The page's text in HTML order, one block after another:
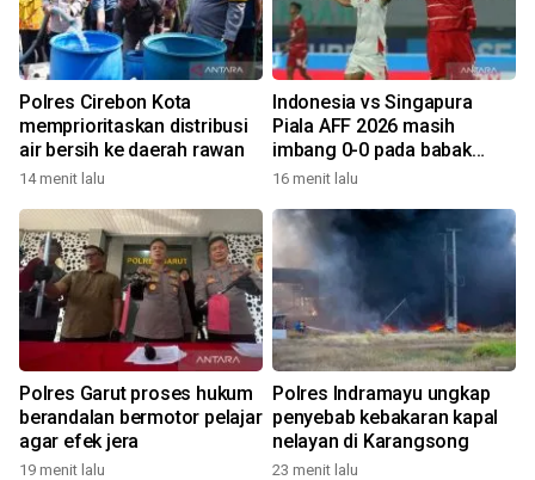
Polres Cirebon Kota
memprioritaskan distribusi
air bersih ke daerah rawan
14 menit lalu
Indonesia vs Singapura
Piala AFF 2026 masih
imbang 0-0 pada babak
pertama
16 menit lalu
Polres Garut proses hukum
berandalan bermotor pelajar
agar efek jera
19 menit lalu
Polres Indramayu ungkap
penyebab kebakaran kapal
nelayan di Karangsong
23 menit lalu